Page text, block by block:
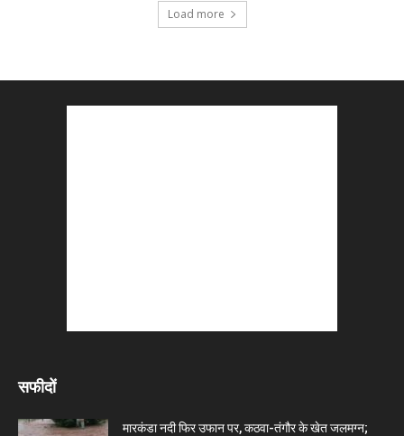
Load more
सफीदों
मारकंडा नदी फिर उफान पर, कठवा-तंगौर के खेत जलमग्न;